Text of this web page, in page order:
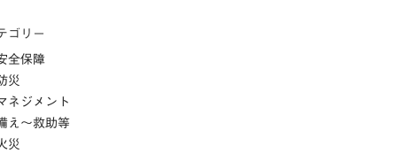
ゴリー
全保障
災
ネジメント
え～救助等
災